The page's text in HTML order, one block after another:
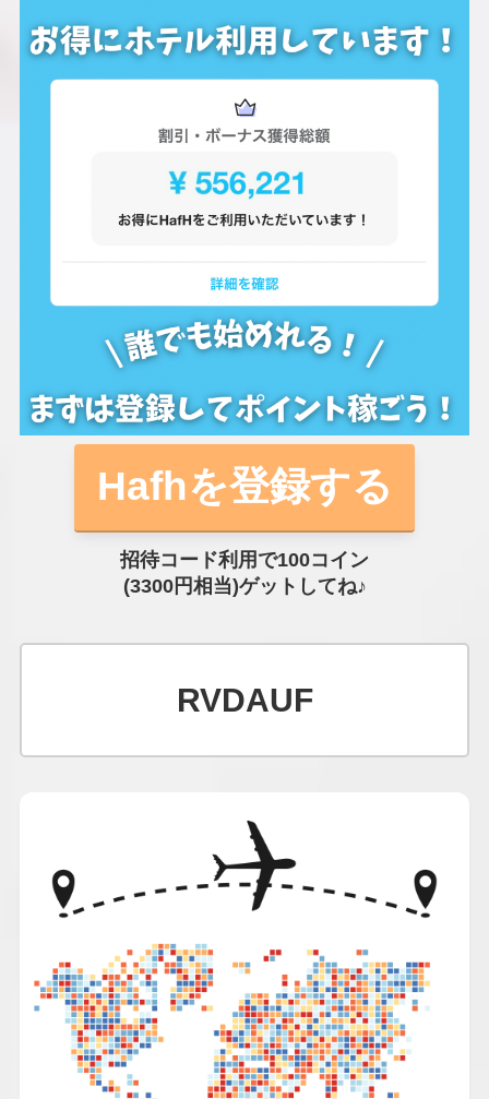
Hafhを登録する
招待コード利用で100コイン
(3300円相当)ゲットしてね♪
RVDAUF